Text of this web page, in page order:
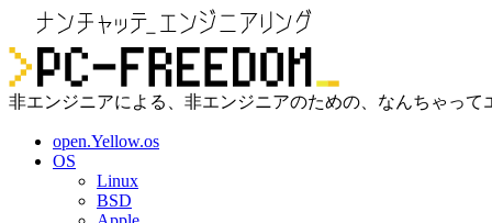
非エンジニアによる、非エンジニアのための、なんちゃって
open.Yellow.os
OS
Linux
BSD